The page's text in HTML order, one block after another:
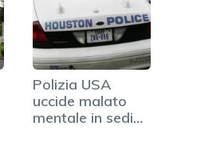
Polizia USA
uccide malato
mentale in sedia